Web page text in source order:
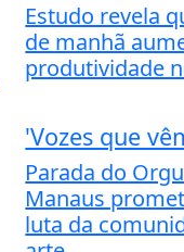
Estudo revela
de manhã
produtividade
'Vozes que
Parada do
Manaus
luta da